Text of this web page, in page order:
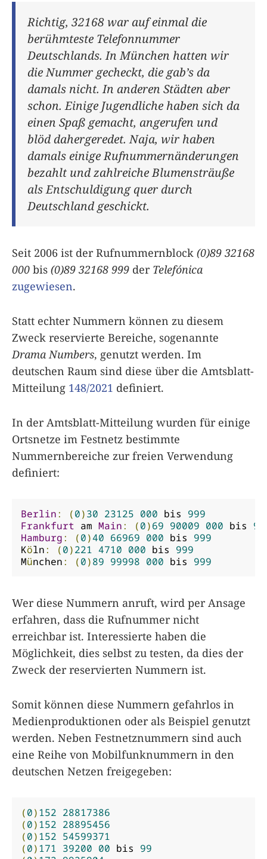
Richtig, 32168 war auf einmal die
berühmteste Telefonnummer
Deutschlands. In München hatten wir
die Nummer gecheckt, die gab’s da
damals nicht. In anderen Städten aber
schon. Einige Jugendliche haben sich da
einen Spaß gemacht, angerufen und
blöd dahergeredet. Naja, wir haben
damals einige Rufnummernänderungen
bezahlt und zahlreiche Blumensträuße
als Entschuldigung quer durch
Deutschland geschickt.
Seit 2006 ist der Rufnummernblock (0)89 32168
000 bis (0)89 32168 999 der Telefónica
zugewiesen.
Statt echter Nummern können zu diesem
Zweck reservierte Bereiche, sogenannte
Drama Numbers, genutzt werden. Im
deutschen Raum sind diese über die Amtsblatt-
Mitteilung 148/2021 definiert.
In der Amtsblatt-Mitteilung wurden für einige
Ortsnetze im Festnetz bestimmte
Nummernbereiche zur freien Verwendung
definiert:
Berlin: (0)30 23125 000 bis 999
Frankfurt am Main: (0)69 90009 000 bis
Hamburg: (0)40 66969 000 bis 999
Köln: (0)221 4710 000 bis 999
München: (0)89 99998 000 bis 999
Wer diese Nummern anruft, wird per Ansage
erfahren, dass die Rufnummer nicht
erreichbar ist. Interessierte haben die
Möglichkeit, dies selbst zu testen, da dies der
Zweck der reservierten Nummern ist.
Somit können diese Nummern gefahrlos in
Medienproduktionen oder als Beispiel genutzt
werden. Neben Festnetznummern sind auch
eine Reihe von Mobilfunknummern in den
deutschen Netzen freigegeben:
(0)152 28817386
(0)152 28895456
(0)152 54599371
(0)171 39200 00 bis 99